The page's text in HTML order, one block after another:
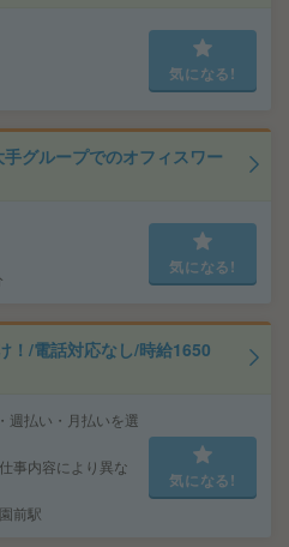
気になる!
手グループでのオフィスワー
気になる!
！/電話対応なし/時給1650
払い・月払いを選
事内容により異な
前駅
気になる!